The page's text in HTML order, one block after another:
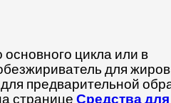
цикла или в
для
предварительной